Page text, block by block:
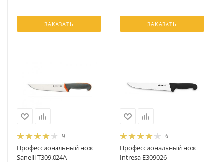
ЗАКАЗАТЬ ЗАКАЗАТЬ
9
Профессиональный нож
Sanelli T309.024A
6
Профессиональный нож
Intresa E309026